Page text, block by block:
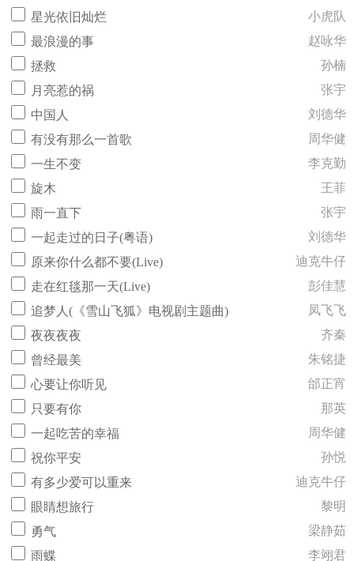
星光依旧灿烂
小虎队
最浪漫的事
赵咏华
拯救
孙楠
月亮惹的祸
张宇
中国人
刘德华
有没有那么一首歌
周华健
一生不变
李克勤
旋木
王菲
雨一直下
张宇
一起走过的日子(粤语)
刘德华
原来你什么都不要(Live)
迪克牛仔
走在红毯那一天(Live)
彭佳慧
追梦人(《雪山飞狐》电视剧主题曲)
凤飞飞
夜夜夜夜
齐秦
曾经最美
朱铭捷
心要让你听见
邰正宵
只要有你
那英
一起吃苦的幸福
周华健
祝你平安
孙悦
有多少爱可以重来
迪克牛仔
眼睛想旅行
黎明
勇气
梁静茹
雨蝶
李翊君